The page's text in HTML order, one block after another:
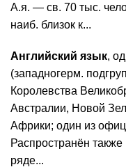
А.я. — св. 70 тыс.
наиб. близок к...
Английский язык,
(западногерм.
Королевства
Австралии, Новой
Африки; один из
Распространён
ряде...